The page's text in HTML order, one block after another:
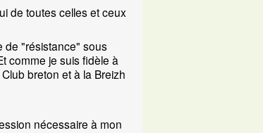
de toutes celles et ceux
de "résistance" sous
comme je suis fidèle à
breton et à la Breizh
nécessaire à mon